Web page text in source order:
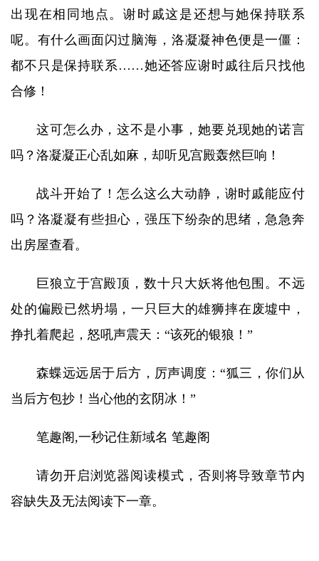
出现在相同地点。谢时戚这是还想与她保持联系
呢。有什么画面闪过脑海，洛凝凝神色便是一僵：
都不只是保持联系……她还答应谢时戚往后只找他
合修！
这可怎么办，这不是小事，她要兑现她的诺言
吗？洛凝凝正心乱如麻，却听见宫殿轰然巨响！
战斗开始了！怎么这么大动静，谢时戚能应付
吗？洛凝凝有些担心，强压下纷杂的思绪，急急奔
出房屋查看。
巨狼立于宫殿顶，数十只大妖将他包围。不远
处的偏殿已然坍塌，一只巨大的雄狮摔在废墟中，
挣扎着爬起，怒吼声震天：“该死的银狼！”
森蝶远远居于后方，厉声调度：“狐三，你们从
当后方包抄！当心他的玄阴冰！”
笔趣阁,一秒记住新域名 笔趣阁
请勿开启浏览器阅读模式，否则将导致章节内
容缺失及无法阅读下一章。